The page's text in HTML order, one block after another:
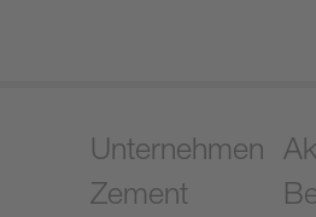
Unternehmen
Zement